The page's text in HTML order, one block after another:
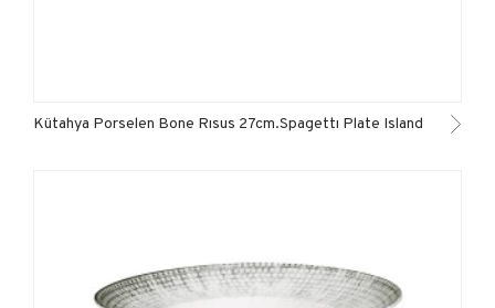
Kütahya Porselen Bone Rısus 27cm.Spagettı Plate Island